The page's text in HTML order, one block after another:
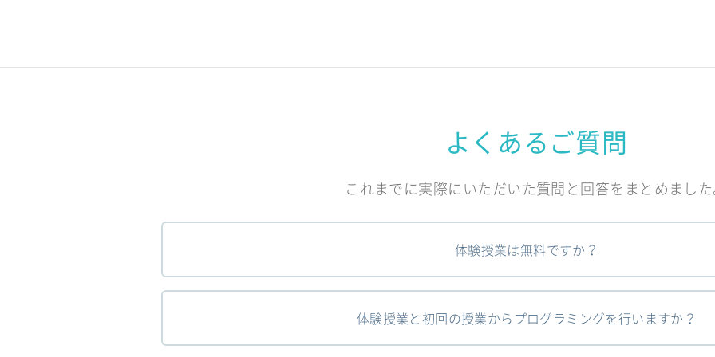
よくあるご質問
これまでに実際にいただいた質問と回答をまとめまし
体験授業は無料ですか？
体験授業と初回の授業からプログラミングを行いますか？